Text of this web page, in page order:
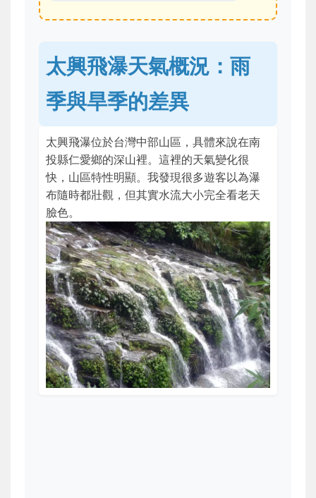
太興飛瀑天氣概況：雨
季與旱季的差異
太興飛瀑位於台灣中部山區，具體來說在南
投縣仁愛鄉的深山裡。這裡的天氣變化很
快，山區特性明顯。我發現很多遊客以為瀑
布隨時都壯觀，但其實水流大小完全看老天
臉色。